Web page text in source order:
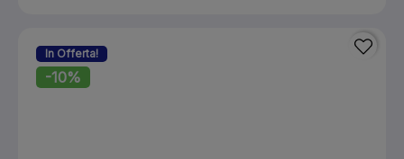
In Offerta!
-10%